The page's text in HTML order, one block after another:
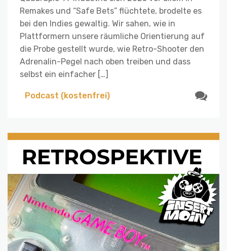
Remakes und “Safe Bets” flüchtete, brodelte es
bei den Indies gewaltig. Wir sahen, wie in
Plattformern unsere räumliche Orientierung auf
die Probe gestellt wurde, wie Retro-Shooter den
Adrenalin-Pegel nach oben treiben und dass
selbst ein einfacher […]
Podcast (kostenfrei)